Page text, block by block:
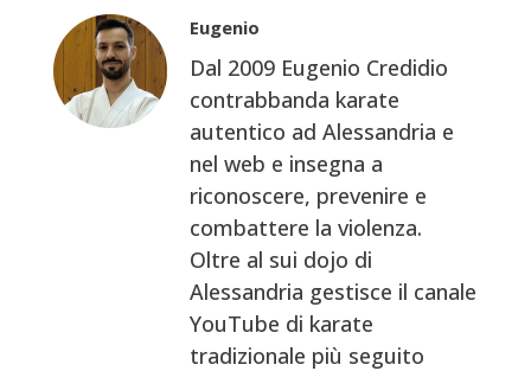
Eugenio
Dal 2009 Eugenio Credidio
contrabbanda karate
autentico ad Alessandria e
nel web e insegna a
riconoscere, prevenire e
combattere la violenza.
Oltre al sui dojo di
Alessandria gestisce il canale
YouTube di karate
tradizionale più seguito